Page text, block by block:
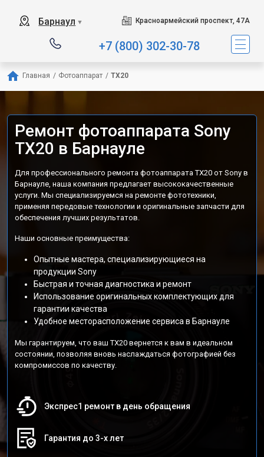
Барнаул ▼ Красноармейский проспект, 47А
+7 (800) 302-30-78
Главная / Фотоаппарат / TX20
Ремонт фотоаппарата Sony
TX20 в Барнауле
Для профессионального ремонта фотоаппарата TX20 от Sony в
Барнауле, наша компания предлагает высококачественные
услуги. Мы специализируемся на ремонте фототехники,
применяя передовые технологии и оригинальные запчасти для
обеспечения лучших результатов.
Наши основные преимущества:
Опытные мастера, специализирующиеся на
продукции Sony
Быстрая и точная диагностика и ремонт
Использование оригинальных комплектующих для
гарантии качества
Удобное месторасположение сервиса в Барнауле
Мы гарантируем, что ваш TX20 вернется к вам в идеальном
состоянии, позволяя вновь наслаждаться фотографией без
компромиссов по качеству.
Экспрес1 ремонт в день обращения
Гарантия до 3-х лет